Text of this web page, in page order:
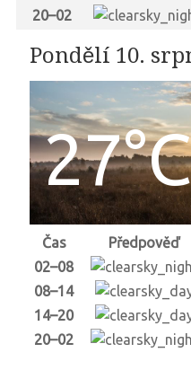
20–02
Pondělí 10.
27°C
Čas Předpověď
02–08
08–14
14–20
20–02